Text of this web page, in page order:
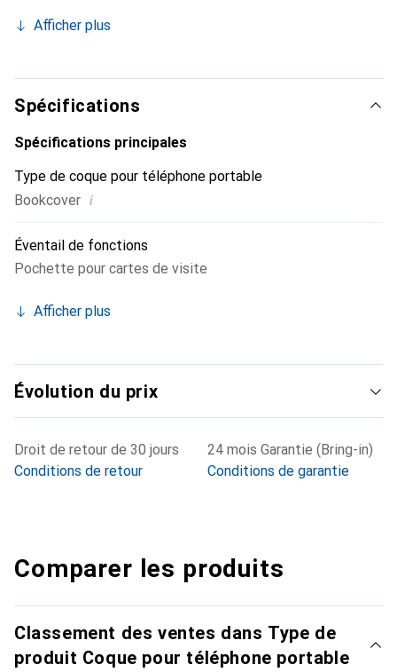
et indispensable pour votre smartphone. Reconnaître
marque Noreve est un choix sûr pour une clientèle
exigeante.
Afficher plus
Spécifications
Spécifications principales
Type de coque pour téléphone portable
Bookcover i
Éventail de fonctions
Pochette pour cartes de visite
Afficher plus
Évolution du prix
Droit de retour de 30 jours
Conditions de retour
24 mois Garantie (Bring-in)
Conditions de garantie
Comparer les produits
Classement des ventes dans Type de
produit Coque pour téléphone portable